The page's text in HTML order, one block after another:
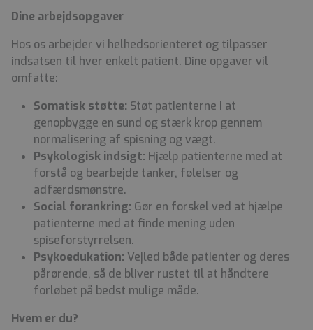
Dine arbejdsopgaver
Hos os arbejder vi helhedsorienteret og tilpasser
indsatsen til hver enkelt patient. Dine opgaver vil
omfatte:
Somatisk støtte: Støt patienterne i at
genopbygge en sund og stærk krop gennem
normalisering af spisning og vægt.
Psykologisk indsigt: Hjælp patienterne med at
forstå og bearbejde tanker, følelser og
adfærdsmønstre.
Social forankring: Gør en forskel ved at hjælpe
patienterne med at finde mening uden
spiseforstyrrelsen.
Psykoedukation: Vejled både patienter og deres
pårørende, så de bliver rustet til at håndtere
forløbet på bedst mulige måde.
Hvem er du?